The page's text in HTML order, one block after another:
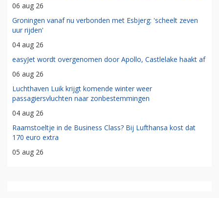
06 aug 26
Groningen vanaf nu verbonden met Esbjerg: 'scheelt zeven
uur rijden'
04 aug 26
easyJet wordt overgenomen door Apollo, Castlelake haakt af
06 aug 26
Luchthaven Luik krijgt komende winter weer
passagiersvluchten naar zonbestemmingen
04 aug 26
Raamstoeltje in de Business Class? Bij Lufthansa kost dat
170 euro extra
05 aug 26